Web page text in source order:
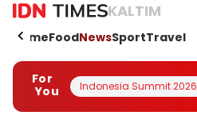
KALTIM
HomeFoodNewsSportTravel
For
You
Indonesia Summit 2026